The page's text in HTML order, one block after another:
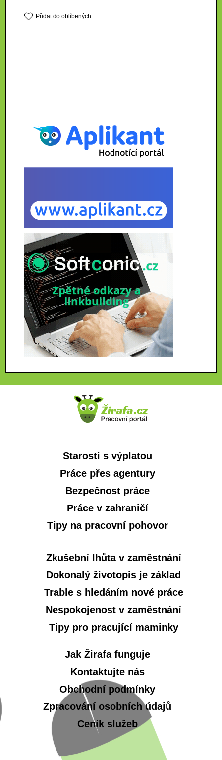
Přidat do oblíbených
Starosti s výplatou
Práce přes agentury
Bezpečnost práce
Práce v zahraničí
Tipy na pracovní pohovor
Zkušební lhůta v zaměstnání
Dokonalý životopis je základ
Trable s hledáním nové práce
Nespokojenost v zaměstnání
Tipy pro pracující maminky
Jak Žirafa funguje
Kontaktujte nás
Obchodní podmínky
Zpracování osobních údajů
Ceník služeb